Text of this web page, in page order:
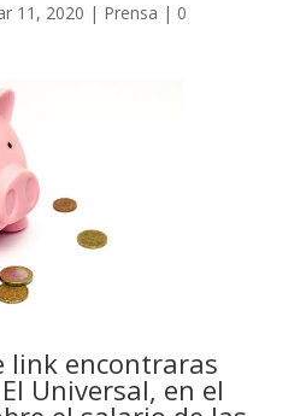
11, 2020 | Prensa | 0
link encontraras
Universal, en el